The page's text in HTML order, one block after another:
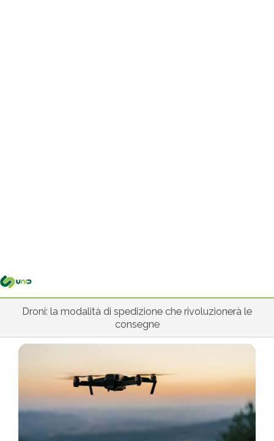
Droni: la modalità di spedizione che rivoluzionerà le
consegne